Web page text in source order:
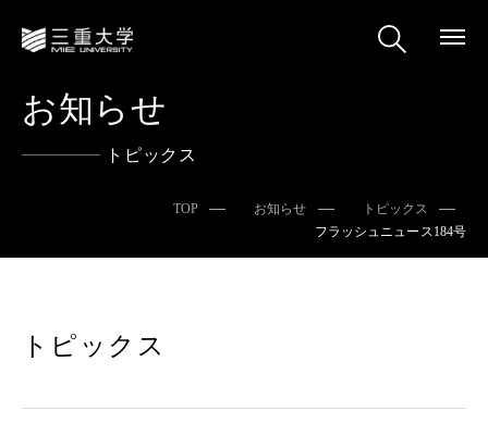
お知らせ
トピックス
TOP お知らせ
トピックス
フラッシュニュース184号
トピックス